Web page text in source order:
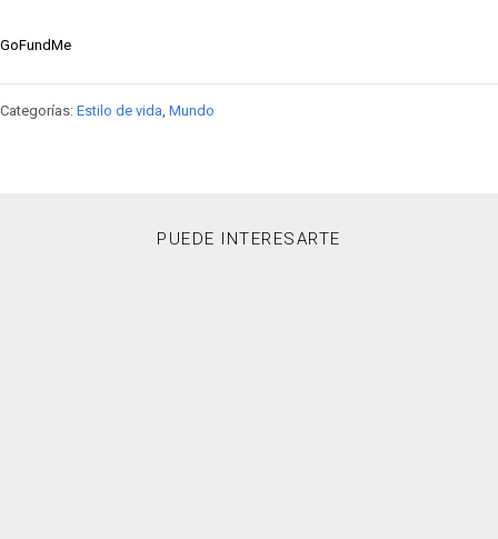
GoFundMe
Categorías: Estilo de vida Mundo
PUEDE INTERESARTE